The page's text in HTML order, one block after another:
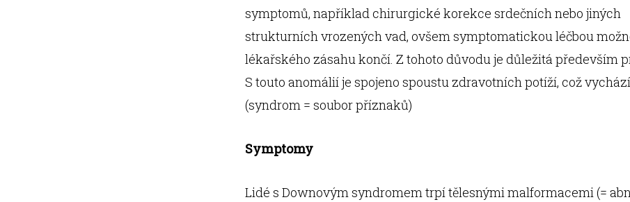
symptomů, například chirurgické korekce srdečních nebo jiných
strukturních vrozených vad, ovšem symptomatickou léčbou
lékařského zásahu končí. Z tohoto důvodu je důležitá především
S touto anomálií je spojeno spoustu zdravotních potíží, což
(syndrom = soubor příznaků)
Symptomy
Lidé s Downovým syndromem trpí tělesnými malformacemi (=